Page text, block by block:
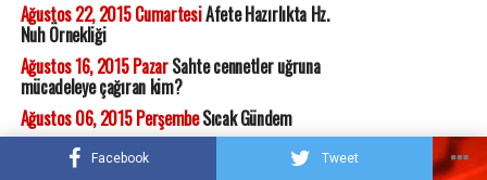
Facebook Tweet
Ağustos 22, 2015 CumartesiAfete Hazırlıkta Hz.
Nuh Örnekliği
Ağustos 16, 2015 PazarSahte cennetler uğruna
mücadeleye çağıran kim?
Ağustos 06, 2015 PerşembeSıcak Gündem
Ağustos 01, 2015 Cumartesi
Suruç Katliamının
Ekonomik Götürüsü